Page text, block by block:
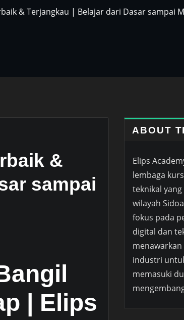
& Terjangkau | Belajar dari Dasar sampai
&
sampai
| Elips
ABOUT
Elips
lembaga
teknikal
wilayah
fokus pada
digital dan
industri
memasuki